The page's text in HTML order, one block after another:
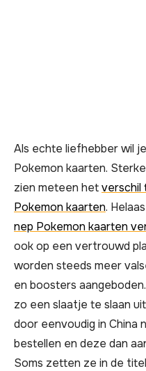
Als echte liefhebber wil
Pokemon kaarten.
zien meteen hetverschil
Pokemon kaarten.
nep Pokemon kaarten
ook op een vertrouwd
worden steeds meer
en boosters
zo een slaatje te slaan
door eenvoudig in China
bestellen en deze dan
Soms zetten ze in de